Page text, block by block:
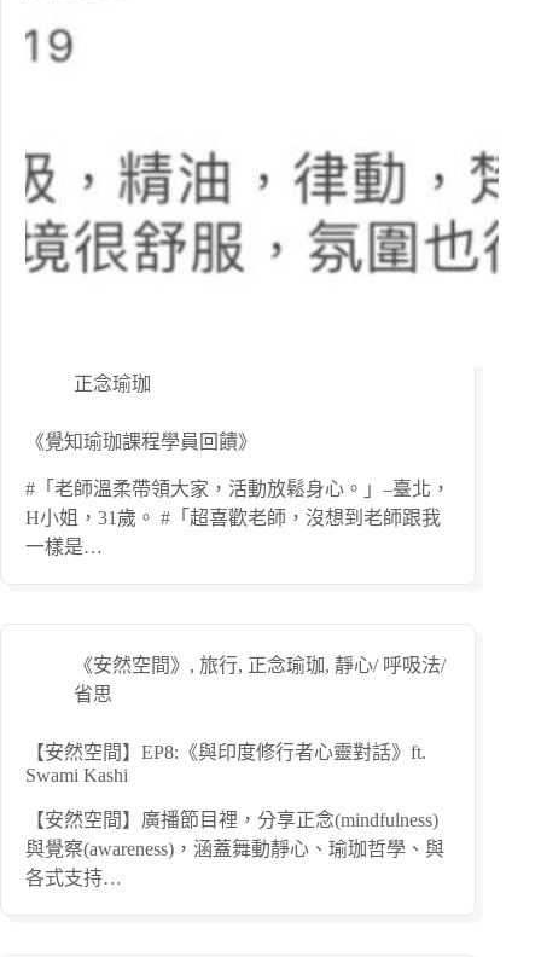
正念瑜珈
《覺知瑜珈課程學員回饋》
#「老師溫柔帶領大家，活動放鬆身心。」–臺北，
H小姐，31歲。 #「超喜歡老師，沒想到老師跟我
一樣是…
《安然空間》 , 旅行, 正念瑜珈, 靜心/ 呼吸法/
省思
【安然空間】EP8:《與印度修行者心靈對話》ft.
Swami Kashi
【安然空間】廣播節目裡，分享正念(mindfulness)
與覺察(awareness)，涵蓋舞動靜心、瑜珈哲學、與
各式支持…